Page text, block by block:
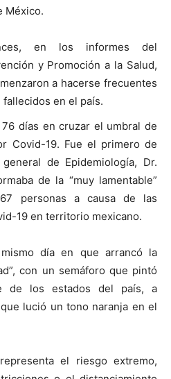
México.
en los informes del
y Promoción a la Salud,
a hacerse frecuentes
en el país.
días en cruzar el umbral de
Covid-19. Fue el primero de
de Epidemiología, Dr.
de la “muy lamentable”
personas a causa de las
19 en territorio mexicano.
día en que arrancó la
con un semáforo que pintó
de los estados del país, a
lució un tono naranja en el
el riesgo extremo,